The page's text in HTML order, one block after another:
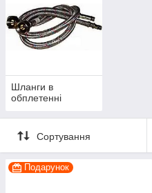
Шланги в
обплетенні
Сортування
Подарунок